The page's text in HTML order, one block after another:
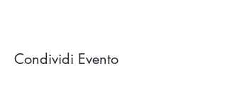
Condividi Evento